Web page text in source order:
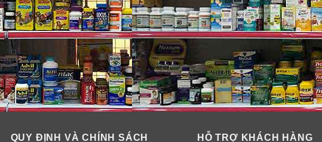
QUY ĐỊNH VÀ CHÍNH SÁCH HỖ TRỢ KHÁCH HÀNG